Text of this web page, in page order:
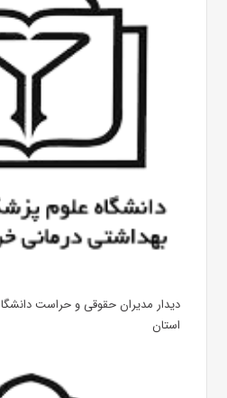
دیدار مدیران حقوقی و حراست
استان